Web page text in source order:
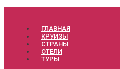
ГЛАВНАЯ
КРУИЗЫ
СТРАНЫ
ОТЕЛИ
ТУРЫ